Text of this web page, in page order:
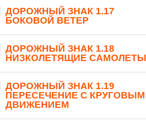
ДОРОЖНЫЙ ЗНАК 1.17
БОКОВОЙ ВЕТЕР
ДОРОЖНЫЙ ЗНАК 1.18
НИЗКОЛЕТЯЩИЕ САМОЛЕТЫ
ДОРОЖНЫЙ ЗНАК 1.19
ПЕРЕСЕЧЕНИЕ С КРУГОВЫМ
ДВИЖЕНИЕМ